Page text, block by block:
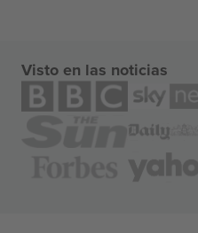
Visto en las noticias